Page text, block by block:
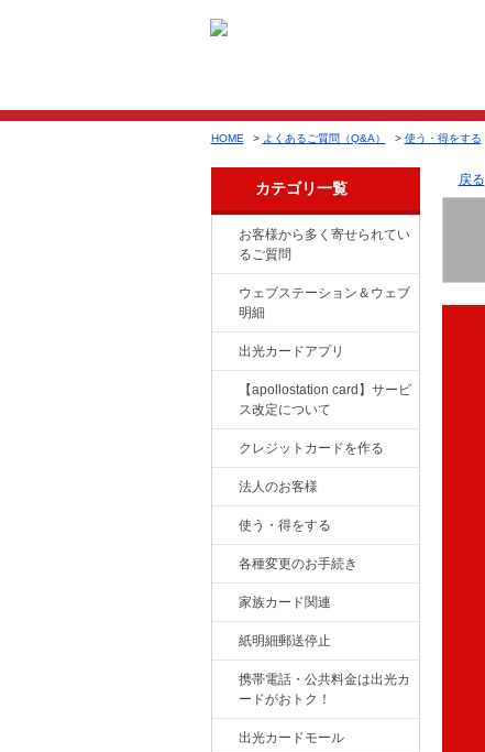
HOME > よくあるご質問（Q&A） > 使う・得をする
カテゴリ一覧
お客様から多く寄せられてい
るご質問
ウェブステーション＆ウェブ
明細
出光カードアプリ
【apollostation card】サービ
ス改定について
クレジットカードを作る
法人のお客様
使う・得をする
各種変更のお手続き
家族カード関連
紙明細郵送停止
携帯電話・公共料金は出光カ
ードがおトク！
出光カードモール
戻る